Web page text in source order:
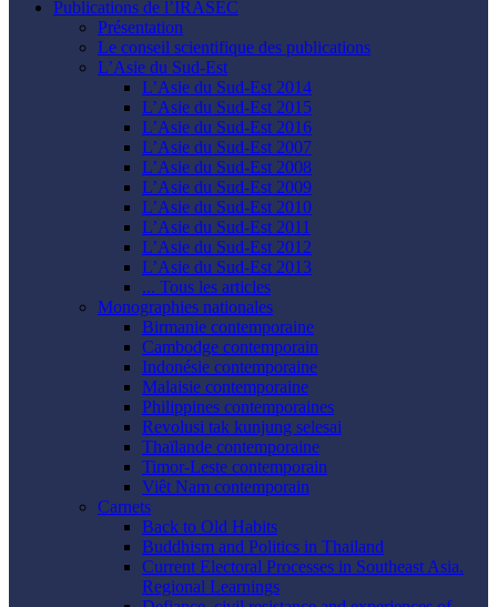
Publications de l’IRASEC
Présentation
Le conseil scientifique des publications
L’Asie du Sud-Est
L’Asie du Sud-Est 2014
L’Asie du Sud-Est 2015
L’Asie du Sud-Est 2016
L’Asie du Sud-Est 2007
L’Asie du Sud-Est 2008
L’Asie du Sud-Est 2009
L’Asie du Sud-Est 2010
L’Asie du Sud-Est 2011
L’Asie du Sud-Est 2012
L’Asie du Sud-Est 2013
... Tous les articles
Monographies nationales
Birmanie contemporaine
Cambodge contemporain
Indonésie contemporaine
Malaisie contemporaine
Philippines contemporaines
Revolusi tak kunjung selesai
Thaïlande contemporaine
Timor-Leste contemporain
Viêt Nam contemporain
Carnets
Back to Old Habits
Buddhism and Politics in Thailand
Current Electoral Processes in Southeast Asia.
Regional Learnings